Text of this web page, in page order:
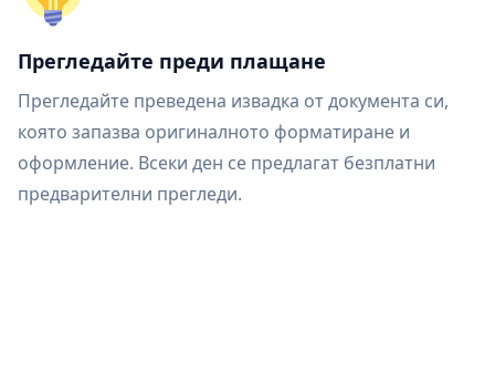
Прегледайте преди плащане
Прегледайте преведена извадка от документа си,
която запазва оригиналното форматиране и
оформление. Всеки ден се предлагат безплатни
предварителни прегледи.